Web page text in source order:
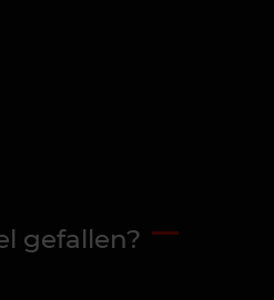
gefallen?